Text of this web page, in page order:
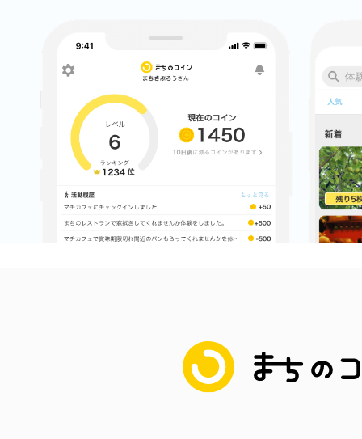
まちのコイン